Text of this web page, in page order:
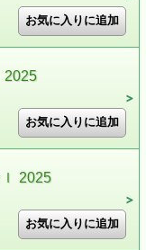
2025
2025